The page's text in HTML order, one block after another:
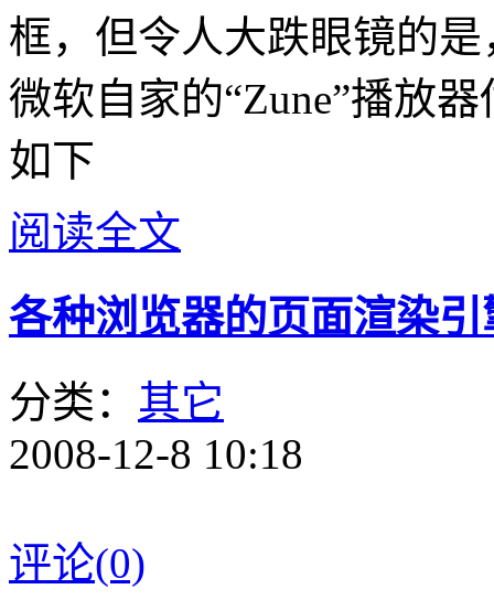
框，但令人大跌眼镜的
微软自家的“Zune”播放
如下
阅读全文
各种浏览器的页面渲染引
分类： 其它
2008-12-8 10:18
评论(0)